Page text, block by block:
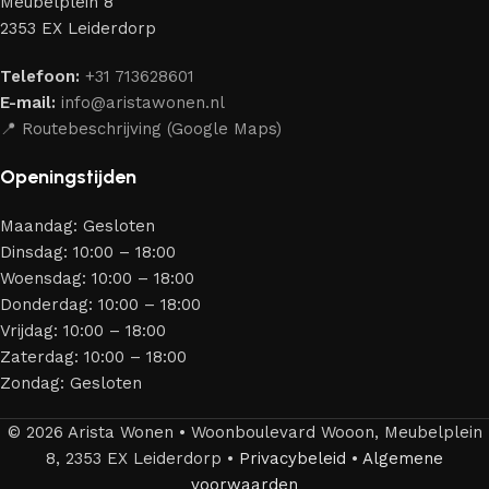
merken die al jarenlang hun vakmanschap en eerlijkheid
bewijzen. Al onze leveranciers garanderen meubels van
jarenlang kunt genieten van jouw interieur.
2353 EX Leiderdorp
Telefoon: +31 713628601
E-mail: info@aristawonen.nl
📍 Routebeschrijving (Google Maps)
Openingstijden
Maandag: Gesloten
Dinsdag: 10:00 – 18:00
Woensdag: 10:00 – 18:00
Donderdag: 10:00 – 18:00
Vrijdag: 10:00 – 18:00
Zaterdag: 10:00 – 18:00
Zondag: Gesloten
© 2026 Arista Wonen • Woonboulevard Wooon, Meubelplein
8, 2353 EX Leiderdorp • Privacybeleid • Algemene